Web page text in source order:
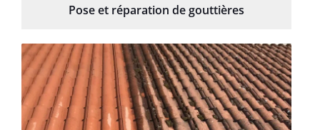
Pose et réparation de gouttières